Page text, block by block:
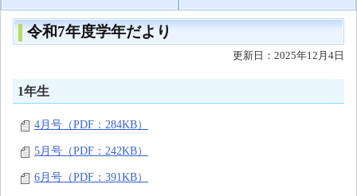
令和7年度学年だより
更新日：2025年12月4日
1年生
4月号（PDF：284KB）
5月号（PDF：242KB）
6月号（PDF：391KB）